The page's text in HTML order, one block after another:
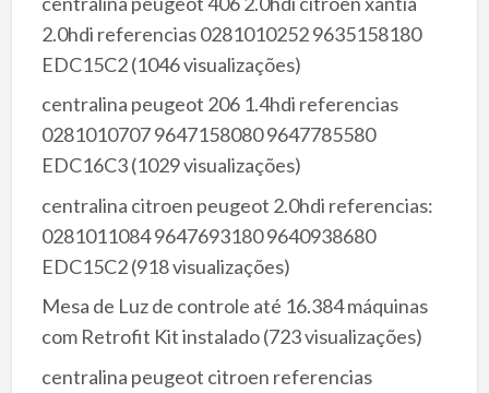
2.0hdi referencias 0281010252 9635158180
EDC15C2(1046 visualizações)
centralina peugeot 206 1.4hdi referencias
0281010707 9647158080 9647785580
EDC16C3(1029 visualizações)
centralina citroen peugeot 2.0hdi referencias:
0281011084 9647693180 9640938680
EDC15C2(918 visualizações)
Mesa de Luz de controle até 16.384 máquinas
com Retrofit Kit instalado(723 visualizações)
centralina peugeot citroen referencias